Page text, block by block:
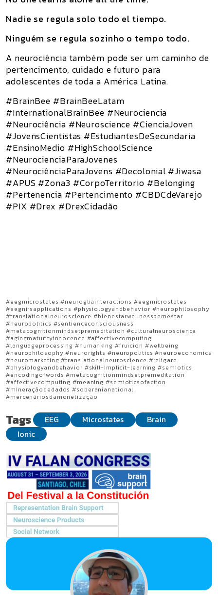
Nadie se regula solo todo el tiempo.
Ninguém se regula sozinho o tempo todo.
A neurociência também pode ser um caminho de
pertencimento, cuidado e futuro para
adolescentes de toda a América Latina.
#BrainBee #BrainBeeLatam
#InternationalBrainBee #Neurociencia
#Neurociência #Neuroscience #CienciaJoven
#JovensCientistas #EstudiantesDeSecundaria
#EnsinoMedio #HighSchoolScience
#NeurocienciaParaJovenes
#NeurociênciaParaJovens #Decolonial #Jiwasa
#APUS #Zona3 #CorpoTerritorio #Belonging
#Pertenencia #Pertencimento #CBDCdeVarejo
#PIX #Drex #DrexCidadão
#eegmicrostates #neurogliainteractions #eegmicrostates
#eegnirsapplications #physiologyandbehavior #neurophilosophy
#translationalneuroscience #bienestarwellnessbemestar
#neuropolitics #sentienceconsciousness
#metacognitionmindsetpremeditation #culturalneuroscience
#agingmaturityinnocence #affectivecomputing
#languageprocessing #humanking #fruición #wellbeing
#neurophilosophy #neurorights #neuropolitics #neuroeconomics
#neuromarketing #translationalneuroscience #religare
#physiologyandbehavior #skill-implicit-learning #semiotics
#encodingofwords #metacognitionmindsetpremeditation
#affectivecomputing #meaning #semioticsofaction
#mineraçãodedados #soberanianational
#mercenáriosdamonetização
Tags EEG Microstates
Brain
Ionic